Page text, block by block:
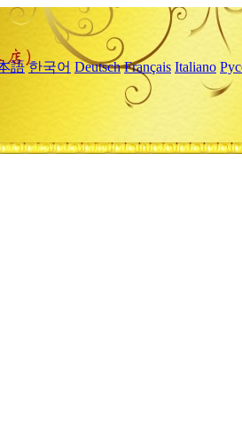
語 한국어 Deutsch Français Italiano